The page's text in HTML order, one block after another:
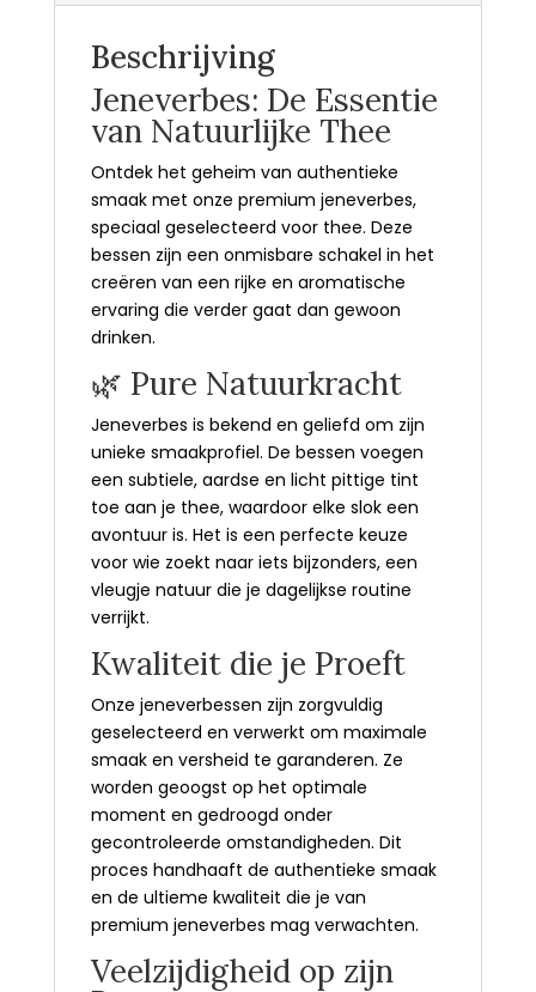
Beschrijving
Jeneverbes: De Essentie
van Natuurlijke Thee
Ontdek het geheim van authentieke
smaak met onze premium jeneverbes,
speciaal geselecteerd voor thee. Deze
bessen zijn een onmisbare schakel in het
creëren van een rijke en aromatische
ervaring die verder gaat dan gewoon
drinken.
🌿 Pure Natuurkracht
Jeneverbes is bekend en geliefd om zijn
unieke smaakprofiel. De bessen voegen
een subtiele, aardse en licht pittige tint
toe aan je thee, waardoor elke slok een
avontuur is. Het is een perfecte keuze
voor wie zoekt naar iets bijzonders, een
vleugje natuur die je dagelijkse routine
verrijkt.
Kwaliteit die je Proeft
Onze jeneverbessen zijn zorgvuldig
geselecteerd en verwerkt om maximale
smaak en versheid te garanderen. Ze
worden geoogst op het optimale
moment en gedroogd onder
gecontroleerde omstandigheden. Dit
proces handhaaft de authentieke smaak
en de ultieme kwaliteit die je van
premium jeneverbes mag verwachten.
Veelzijdigheid op zijn